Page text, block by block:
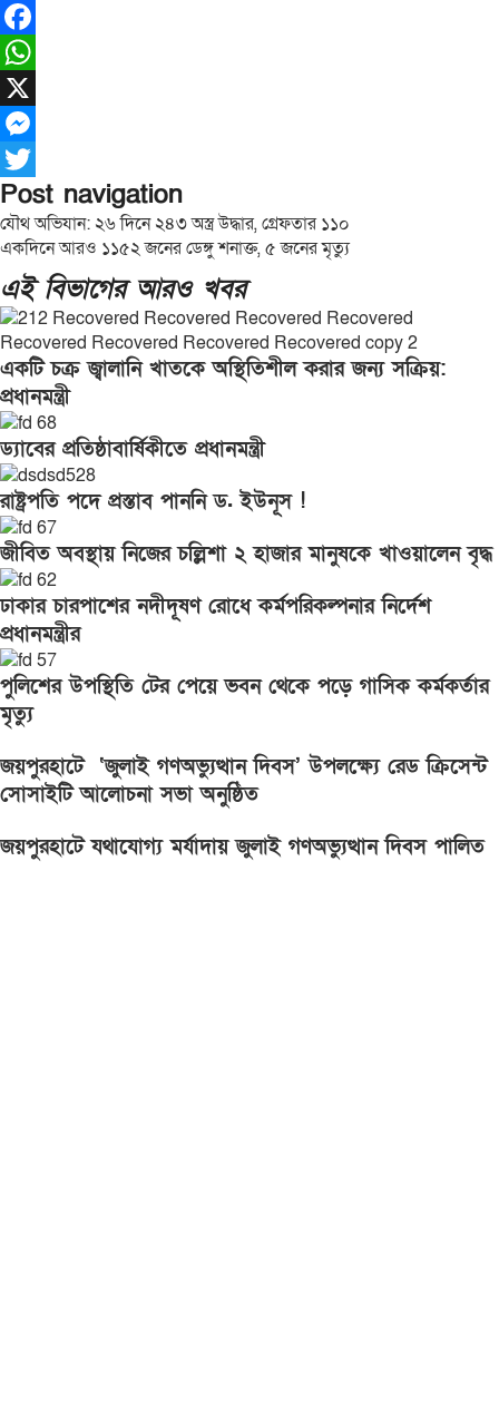
Facebook
WhatsApp
X
Messenger
Twitter
Post navigation
যৌথ অভিযান: ২৬ দিনে ২৪৩ অস্ত্র উদ্ধার, গ্রেফতার ১১০
একদিনে আরও ১১৫২ জনের ডেঙ্গু শনাক্ত, ৫ জনের মৃত্যু
এই বিভাগের আরও খবর
একটি চক্র জ্বালানি খাতকে অস্থিতিশীল করার জন্য সক্রিয়:
প্রধানমন্ত্রী
ড্যাবের প্রতিষ্ঠাবার্ষিকীতে প্রধানমন্ত্রী
রাষ্ট্রপতি পদে প্রস্তাব পাননি ড. ইউনূস !
জীবিত অবস্থায় নিজের চল্লিশা ২ হাজার মানুষকে খাওয়ালেন বৃদ্ধ
ঢাকার চারপাশের নদীদূষণ রোধে কর্মপরিকল্পনার নির্দেশ
প্রধানমন্ত্রীর
পুলিশের উপস্থিতি টের পেয়ে ভবন থেকে পড়ে গাসিক কর্মকর্তার
মৃত্যু
জয়পুরহাটে ‘জুলাই গণঅভ্যুত্থান দিবস’ উপলক্ষ্যে রেড ক্রিসেন্ট
সোসাইটি আলোচনা সভা অনুষ্ঠিত
জয়পুরহাটে যথাযোগ্য মর্যাদায় জুলাই গণঅভ্যুত্থান দিবস পালিত